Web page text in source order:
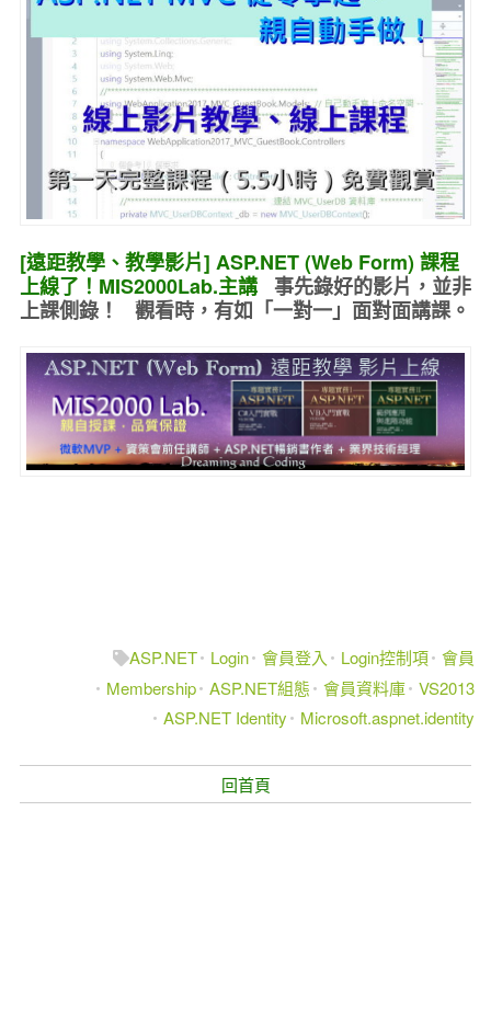
[遠距教學、教學影片] ASP.NET (Web Form) 課程
上線了！MIS2000Lab.主講 事先錄好的影片，並非
上課側錄！ 觀看時，有如 「一對一」面對面講課。
ASP.NET Login 會員登入 Login控制項 會員
Membership ASP.NET組態 會員資料庫 VS2013
ASP.NET Identity
Microsoft.aspnet.identity
回首頁